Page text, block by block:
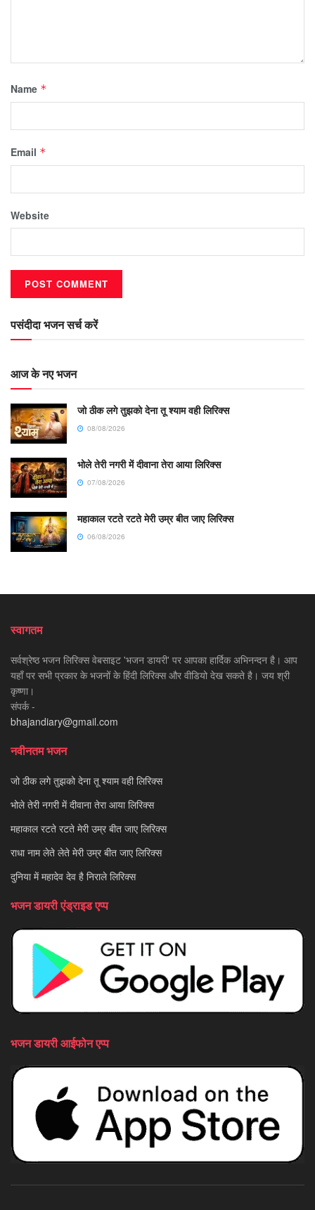
Name *
Email *
Website
पसंदीदा भजन सर्च करें
आज के नए भजन
जो ठीक लगे तुझको देना तू श्याम वही लिरिक्स
08/08/2026
भोले तेरी नगरी में दीवाना तेरा आया लिरिक्स
07/08/2026
महाकाल रटते रटते मेरी उम्र बीत जाए लिरिक्स
06/08/2026
स्वागतम
सर्वश्रेष्ठ भजन लिरिक्स वेबसाइट 'भजन डायरी' पर आपका हार्दिक अभिनन्दन है। आप
यहाँ पर सभी प्रकार के भजनों के हिंदी लिरिक्स और वीडियो देख सकते है। जय श्री
कृष्णा।
संपर्क -
bhajandiary@gmail.com
नवीनतम भजन
जो ठीक लगे तुझको देना तू श्याम वही लिरिक्स
भोले तेरी नगरी में दीवाना तेरा आया लिरिक्स
महाकाल रटते रटते मेरी उम्र बीत जाए लिरिक्स
राधा नाम लेते लेते मेरी उम्र बीत जाए लिरिक्स
दुनिया में महादेव देव है निराले लिरिक्स
भजन डायरी एंड्राइड एप्प
भजन डायरी आईफोन एप्प